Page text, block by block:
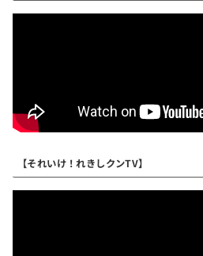
【それいけ！れきしクンTV】